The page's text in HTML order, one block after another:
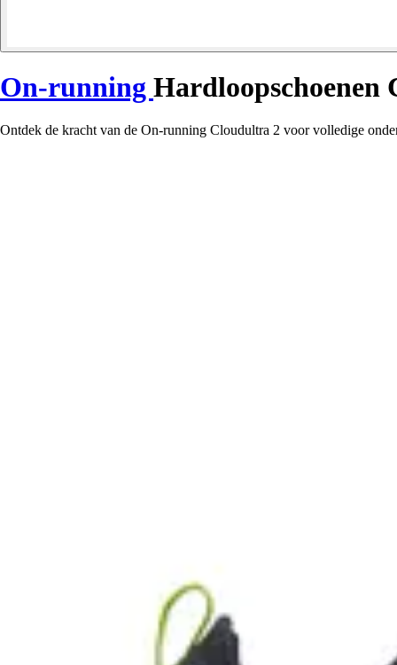
On-running Hardloopschoenen
Ontdek de kracht van de On-running Cloudultra 2 voor volledige